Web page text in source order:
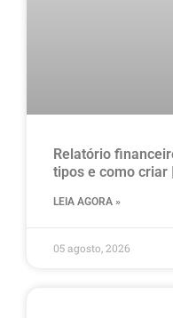
Relatório
tipos e como criar
LEIA AGORA »
05 agosto, 2026